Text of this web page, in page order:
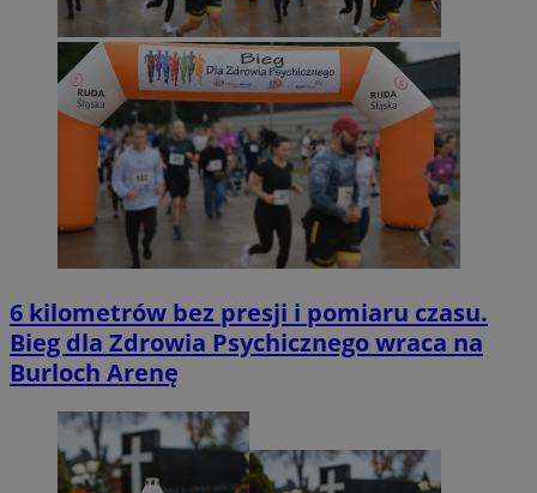
6 kilometrów bez presji i pomiaru czasu.
Bieg dla Zdrowia Psychicznego wraca na
Burloch Arenę